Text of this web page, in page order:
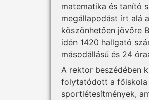
matematika és tanító
megállapodást írt alá
köszönhetően jövőre
idén 1420 hallgató
másodállású és 24
A rektor beszédében
folytatódott a főiskola
sportlétesítmények,